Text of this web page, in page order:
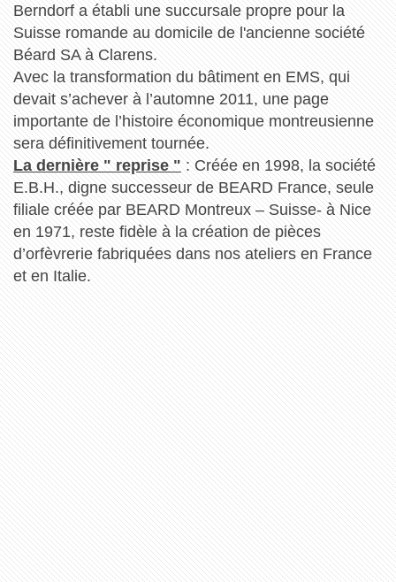
Berndorf a établi une succursale propre pour la
Suisse romande au domicile de l'ancienne société
Béard SA à Clarens.
Avec la transformation du bâtiment en EMS, qui
devait s’achever à l’automne 2011, une page
importante de l’histoire économique montreusienne
sera définitivement tournée.
La dernière " reprise " : Créée en 1998, la société
E.B.H., digne successeur de BEARD France, seule
filiale créée par BEARD Montreux – Suisse- à Nice
en 1971, reste fidèle à la création de pièces
d’orfèvrerie fabriquées dans nos ateliers en France
et en Italie.